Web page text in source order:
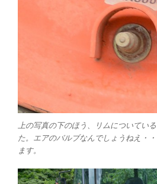
上の写真の下のほう、リムについてい
た。エアのバルブなんでしょうねえ・
ます。